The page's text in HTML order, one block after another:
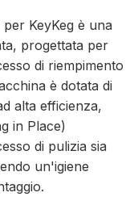
KeyKeg è una
progettata per
di riempimento
è dotata di
alta efficienza,
in Place)
di pulizia sia
un'igiene